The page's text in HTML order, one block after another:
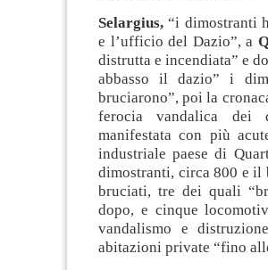
Selargius, “i dimostranti
e l’ufficio del Dazio”, a
distrutta e incendiata” e
abbasso il dazio” i
bruciarono”, poi la
ferocia vandalica dei
manifestata con più
industriale paese di
dimostranti, circa 800 e il
bruciati, tre dei quali
dopo, e cinque
vandalismo e
abitazioni private “fino